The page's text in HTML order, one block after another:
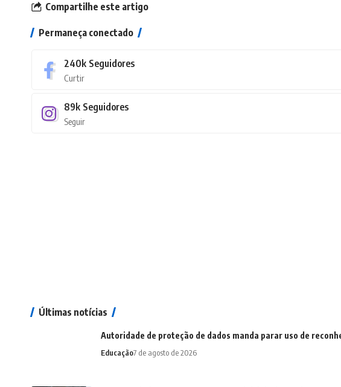
Compartilhe este artigo
Permaneça conectado
240k Seguidores
Curtir
89k Seguidores
Seguir
Últimas notícias
Autoridade de proteção de dados manda parar uso de
Educação7 de agosto de 2026